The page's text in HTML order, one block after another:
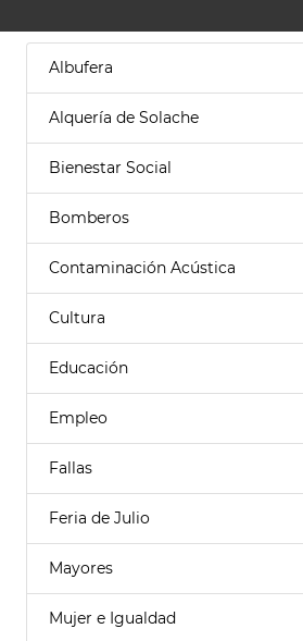
Albufera
Alquería de Solache
Bienestar Social
Bomberos
Contaminación Acústica
Cultura
Educación
Empleo
Fallas
Feria de Julio
Mayores
Mujer e Igualdad